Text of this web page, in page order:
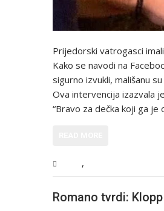
Prijedorski vatrogasci
Kako se navodi na
sigurno izvukli, mališanu
Ova intervencija izazvala
“Bravo za dečka koji ga
,
Romano tvrdi: